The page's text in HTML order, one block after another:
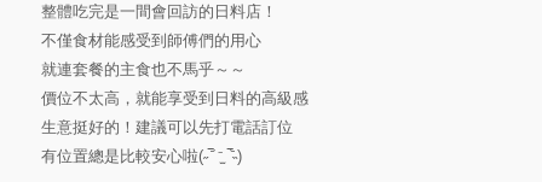
整體吃完是一間會回訪的日料店！
不僅食材能感受到師傅們的用心
就連套餐的主食也不馬乎～～
價位不太高，就能享受到日料的高級感
生意挺好的！建議可以先打電話訂位
有位置總是比較安心啦(˶‾᷄ ⁻̫ ‾᷅˵)